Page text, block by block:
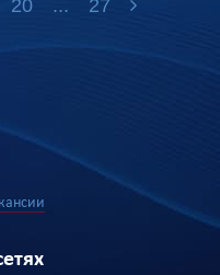
20 ... 27